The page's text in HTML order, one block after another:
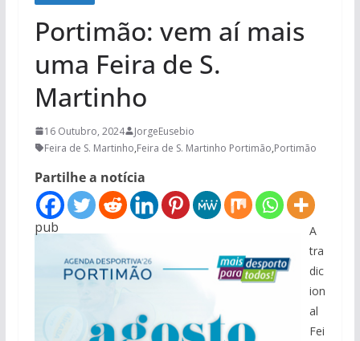
Portimão: vem aí mais
uma Feira de S.
Martinho
16 Outubro, 2024
JorgeEusebio
Feira de S. Martinho,Feira de S. Martinho Portimão,Portimão
Partilhe a notícia
pub
A
tra
dic
ion
al
Fei